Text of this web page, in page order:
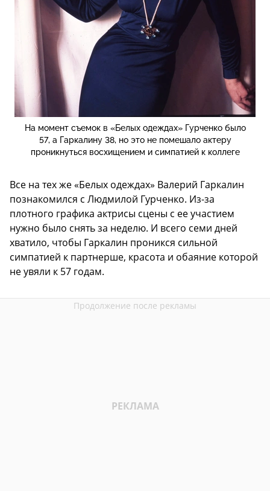
На момент съемок в «Белых одеждах» Гурченко было
57, а Гаркалину 38, но это не помешало актеру
проникнуться восхищением и симпатией к коллеге
Все на тех же «Белых одеждах» Валерий Гаркалин
познакомился с Людмилой Гурченко. Из-за
плотного графика актрисы сцены с ее участием
нужно было снять за неделю. И всего семи дней
хватило, чтобы Гаркалин проникся сильной
симпатией к партнерше, красота и обаяние которой
не увяли к 57 годам.